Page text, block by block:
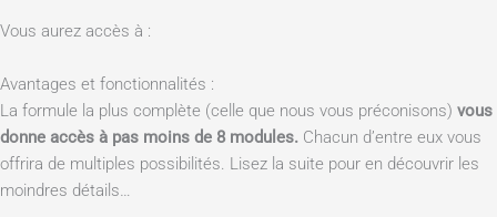
Vous aurez accès à :
Avantages et fonctionnalités :
La formule la plus complète (celle que nous vous préconisons) vous
donne accès à pas moins de 8 modules. Chacun d’entre eux vous
offrira de multiples possibilités. Lisez la suite pour en découvrir les
moindres détails…